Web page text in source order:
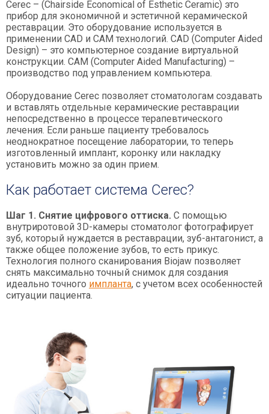
Cerec – (Chairside Economical of Esthetic Ceramic) это
прибор для экономичной и эстетичной керамической
реставрации. Это оборудование используется в
применении CAD и CAM технологий. CAD (Computer Aided
Design) – это компьютерное создание виртуальной
конструкции. CAM (Computer Aided Manufacturing) –
производство под управлением компьютера.
Оборудование Cerec позволяет стоматологам создавать
и вставлять отдельные керамические реставрации
непосредственно в процессе терапевтического
лечения. Если раньше пациенту требовалось
неоднократное посещение лаборатории, то теперь
изготовленный имплант, коронку или накладку
установить можно за один прием.
Как работает система Cerec?
Шаг 1. Снятие цифрового оттиска. С помощью
внутриротовой 3D-камеры стоматолог фотографирует
зуб, который нуждается в реставрации, зуб-антагонист, а
также общее положение зубов, то есть прикус.
Технология полного сканирования Biojaw позволяет
снять максимально точный снимок для создания
идеально точного импланта, с учетом всех особенностей
ситуации пациента.